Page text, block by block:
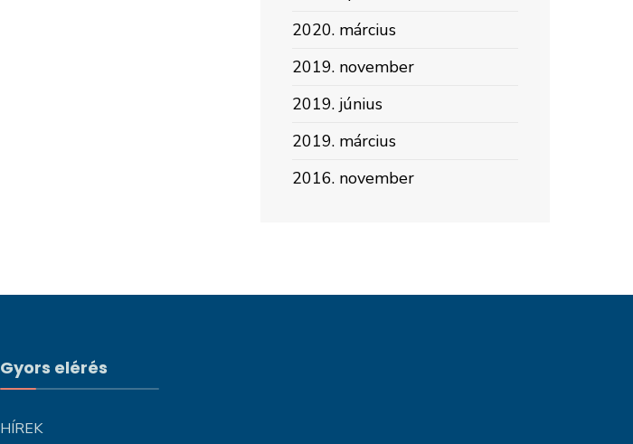
2020. március
2019. november
2019. június
2019. március
2016. november
Gyors elérés
HÍREK